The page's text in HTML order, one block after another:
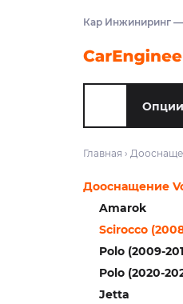
Кар Инжиниринг
Опции
Главная ›
Дооснащение
Amarok
Scirocco
Polo (2009-
Polo (2020-
Jetta